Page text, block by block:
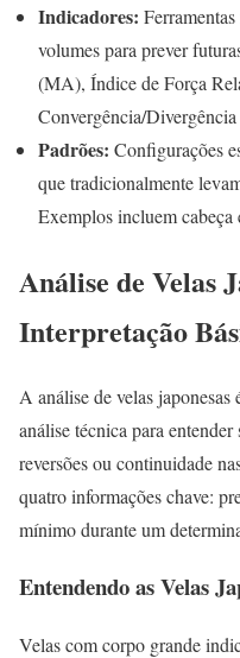
Indicadores:
volumes para prever
(MA), Índice de Força
Convergência/
Padrões: Configurações
que tradicionalmente
Exemplos incluem
Análise de Velas
Interpretação
A análise de velas
análise técnica para
reversões ou continuidade
quatro informações chave:
mínimo durante um
Entendendo as Velas
Velas com corpo grande